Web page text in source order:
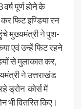
पूर्ण होने के
फिट इण्डिया रन
मुख्यमंत्री ने पुश-
एवं उन्हें फिट रहने
से मुलाकात कर,
ने उत्तराखंड
ड्रोन कोर्स में
भी वितरित किए।